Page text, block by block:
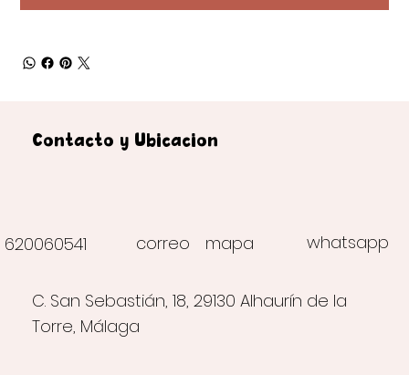
correo
Contacto y Ubicación
620060541 whatsapp
C. San Sebastián, 18, 29130 Alhaurín de la
Torre, Málaga
mapa